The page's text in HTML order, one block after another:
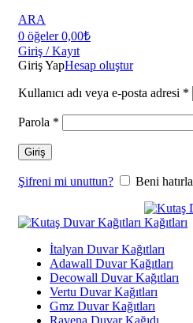
ARA
0 öğeler 0,00₺
Giriş / Kayıt
Giriş YapHesap oluştur
Kullanıcı adı veya e-posta adresi *
Parola *
Giriş
Şifreni mi unuttun? Beni hatırla
İtalyan Duvar Kağıtları
Adawall Duvar Kağıtları
Decowall Duvar Kağıtları
Vertu Duvar Kağıtları
Gmz Duvar Kağıtları
Ravena Duvar Kağıdı